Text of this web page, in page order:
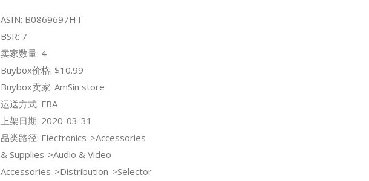
ASIN: B0869697HT
BSR: 7
卖家数量: 4
Buybox价格: $10.99
Buybox卖家: AmSin store
运送方式: FBA
上架日期: 2020-03-31
品类路径: Electronics->Accessories
& Supplies->Audio & Video
Accessories->Distribution->Selector